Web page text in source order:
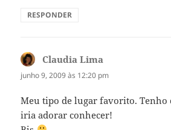
RESPONDER
Claudia Lima
junho 9, 2009 às 12:20 pm
Meu tipo de lugar favorito. Tenho
iria adorar conhecer!